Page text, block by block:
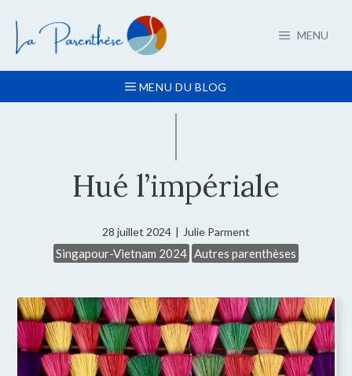
contenu
MENU
MENU DU BLOG
Hué l’impériale
28 juillet 2024 | Julie Parment
Singapour-Vietnam 2024 Autres parenthèses